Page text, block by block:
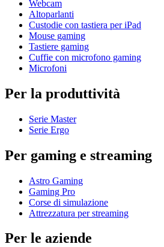
Webcam
Altoparlanti
Custodie con tastiera per iPad
Mouse gaming
Tastiere gaming
Cuffie con microfono gaming
Microfoni
Per la produttività
Serie Master
Serie Ergo
Per gaming e streaming
Astro Gaming
Gaming Pro
Corse di simulazione
Attrezzatura per streaming
Per le aziende